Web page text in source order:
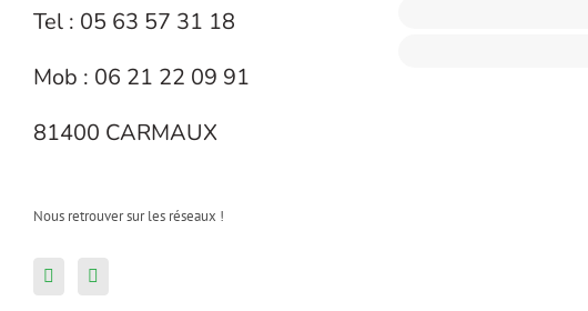
Tel : 05 63 57 31 18
Mob : 06 21 22 09 91
81400 CARMAUX
Nous retrouver sur les réseaux !